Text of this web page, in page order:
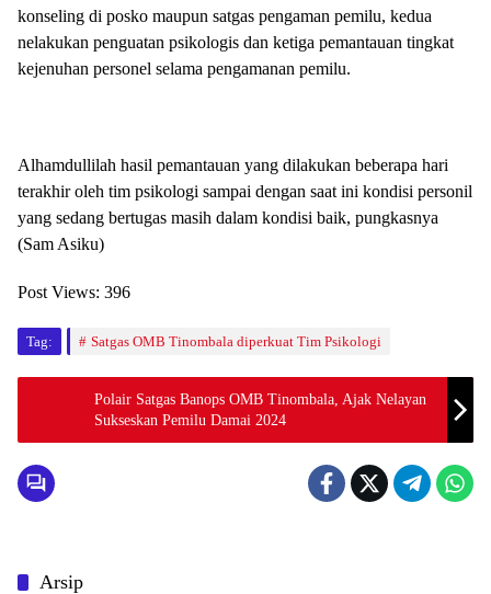
konseling di posko maupun satgas pengaman pemilu, kedua
nelakukan penguatan psikologis dan ketiga pemantauan tingkat
kejenuhan personel selama pengamanan pemilu.
Alhamdullilah hasil pemantauan yang dilakukan beberapa hari
terakhir oleh tim psikologi sampai dengan saat ini kondisi personil
yang sedang bertugas masih dalam kondisi baik, pungkasnya
(Sam Asiku)
Post Views: 396
Tag: Satgas OMB Tinombala diperkuat Tim Psikologi
Polair Satgas Banops OMB Tinombala, Ajak Nelayan
Sukseskan Pemilu Damai 2024
Arsip